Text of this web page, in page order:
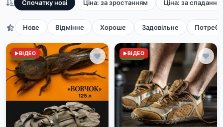
Спочатку нові Ціна: за зростанням Ціна: за
Нове Відмінне Хороше Задовільне
Нове
ВІДЕО Нове
ВІДЕО